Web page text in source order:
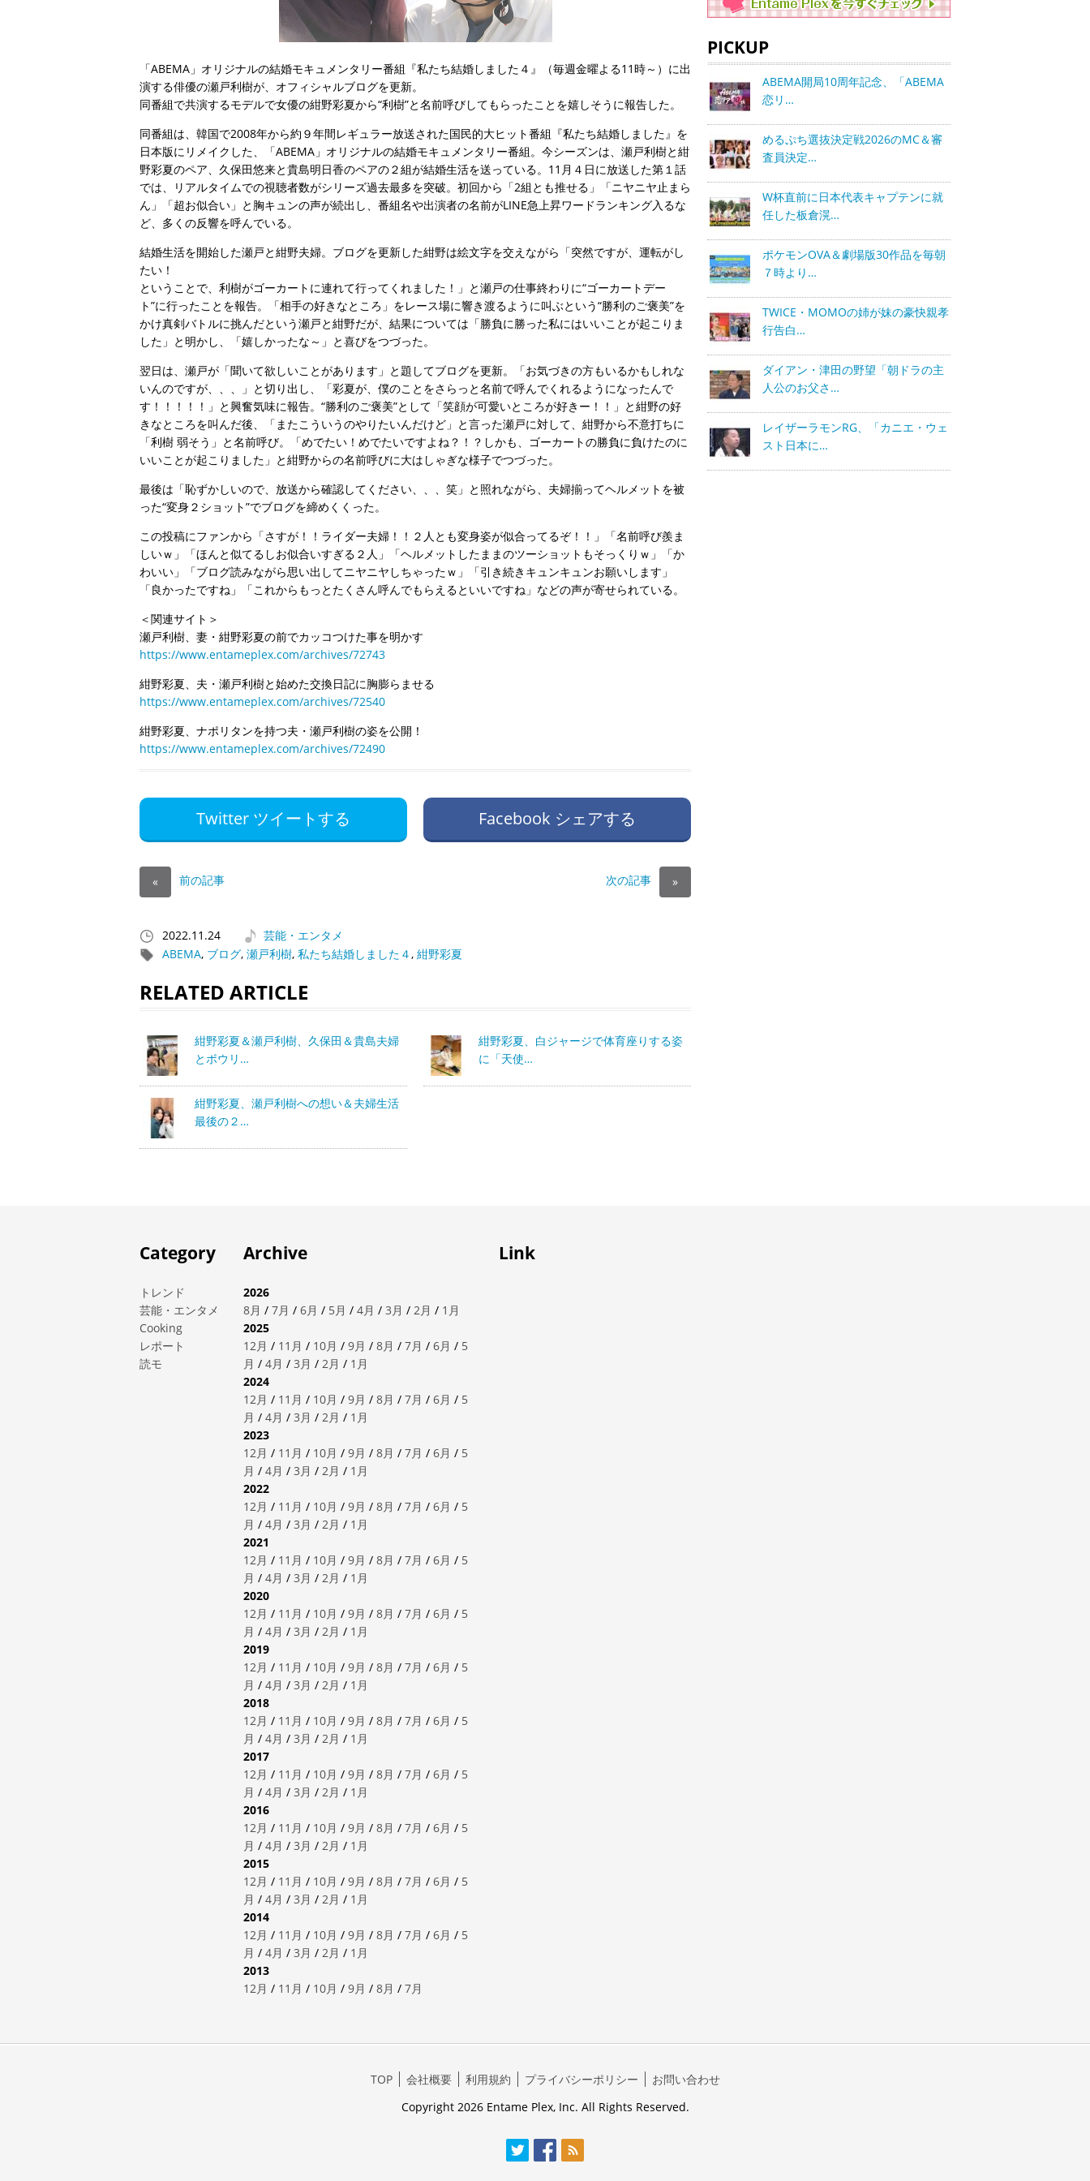
「ABEMA」オリジナルの結婚モキュメンタリー番組『私たち結婚しました４』（毎週金曜よる11時～）に出
演する俳優の瀬戸利樹が、オフィシャルブログを更新。
同番組で共演するモデルで女優の紺野彩夏から“利樹”と名前呼びしてもらったことを嬉しそうに報告した。
同番組は、韓国で2008年から約９年間レギュラー放送された国民的大ヒット番組『私たち結婚しました』を
日本版にリメイクした、「ABEMA」オリジナルの結婚モキュメンタリー番組。今シーズンは、瀬戸利樹と紺
野彩夏のペア、久保田悠来と貴島明日香のペアの２組が結婚生活を送っている。11月４日に放送した第１話
では、リアルタイムでの視聴者数がシリーズ過去最多を突破。初回から「2組とも推せる」「ニヤニヤ止まら
ん」「超お似合い」と胸キュンの声が続出し、番組名や出演者の名前がLINE急上昇ワードランキング入るな
ど、多くの反響を呼んでいる。
結婚生活を開始した瀬戸と紺野夫婦。ブログを更新した紺野は絵文字を交えながら「突然ですが、運転がし
たい！
ということで、利樹がゴーカートに連れて行ってくれました！」と瀬戸の仕事終わりに“ゴーカートデー
ト”に行ったことを報告。「相手の好きなところ」をレース場に響き渡るように叫ぶという“勝利のご褒美”を
かけ真剣バトルに挑んだという瀬戸と紺野だが、結果については「勝負に勝った私にはいいことが起こりま
した」と明かし、「嬉しかったな～」と喜びをつづった。
翌日は、瀬戸が「聞いて欲しいことがあります」と題してブログを更新。「お気づきの方もいるかもしれな
いんのですが、、、」と切り出し、「彩夏が、僕のことをさらっと名前で呼んでくれるようになったんで
す！！！！！」と興奮気味に報告。“勝利のご褒美”として「笑顔が可愛いところが好きー！！」と紺野の好
きなところを叫んだ後、「またこういうのやりたいんだけど」と言った瀬戸に対して、紺野から不意打ちに
「利樹 弱そう」と名前呼び。「めでたい！めでたいですよね？！？しかも、ゴーカートの勝負に負けたのに
いいことが起こりました」と紺野からの名前呼びに大はしゃぎな様子でつづった。
最後は「恥ずかしいので、放送から確認してください、、、笑」と照れながら、夫婦揃ってヘルメットを被
った“変身２ショット”でブログを締めくくった。
この投稿にファンから「さすが！！ライダー夫婦！！２人とも変身姿が似合ってるぞ！！」「名前呼び羨ま
しいｗ」「ほんと似てるしお似合いすぎる２人」「ヘルメットしたままのツーショットもそっくりｗ」「か
わいい」「ブログ読みながら思い出してニヤニヤしちゃったｗ」「引き続きキュンキュンお願いします」
「良かったですね」「これからもっとたくさん呼んでもらえるといいですね」などの声が寄せられている。
＜関連サイト＞
瀬戸利樹、妻・紺野彩夏の前でカッコつけた事を明かす
https://www.entameplex.com/archives/72743
紺野彩夏、夫・瀬戸利樹と始めた交換日記に胸膨らませる
https://www.entameplex.com/archives/72540
紺野彩夏、ナポリタンを持つ夫・瀬戸利樹の姿を公開！
https://www.entameplex.com/archives/72490
Twitter ツイートする Facebook シェアする
« 前の記事 次の記事 »
2022.11.24
芸能・エンタメ
ABEMA, ブログ, 瀬戸利樹, 私たち結婚しました４, 紺野彩夏
RELATED ARTICLE
紺野彩夏＆瀬戸利樹、久保田＆貴島夫婦
とボウリ…
紺野彩夏、白ジャージで体育座りする姿
に「天使…
紺野彩夏、瀬戸利樹への想い＆夫婦生活
最後の２…
PICKUP
ABEMA開局10周年記念、「ABEMA
恋リ…
めるぷち選抜決定戦2026のMC＆審
査員決定…
W杯直前に日本代表キャプテンに就
任した板倉滉…
ポケモンOVA＆劇場版30作品を毎朝
７時より…
TWICE・MOMOの姉が妹の豪快親孝
行告白…
ダイアン・津田の野望「朝ドラの主
人公のお父さ…
レイザーラモンRG、「カニエ・ウェ
スト日本に…
Category
トレンド
芸能・エンタメ
Cooking
レポート
読モ
Archive
2026
8月 / 7月 / 6月 / 5月 / 4月 / 3月 / 2月 / 1月
2025
12月 / 11月 / 10月 / 9月 / 8月 / 7月 / 6月 / 5
月 / 4月 / 3月 / 2月 / 1月
2024
12月 / 11月 / 10月 / 9月 / 8月 / 7月 / 6月 / 5
月 / 4月 / 3月 / 2月 / 1月
2023
12月 / 11月 / 10月 / 9月 / 8月 / 7月 / 6月 / 5
月 / 4月 / 3月 / 2月 / 1月
2022
12月 / 11月 / 10月 / 9月 / 8月 / 7月 / 6月 / 5
月 / 4月 / 3月 / 2月 / 1月
2021
12月 / 11月 / 10月 / 9月 / 8月 / 7月 / 6月 / 5
月 / 4月 / 3月 / 2月 / 1月
2020
12月 / 11月 / 10月 / 9月 / 8月 / 7月 / 6月 / 5
月 / 4月 / 3月 / 2月 / 1月
2019
12月 / 11月 / 10月 / 9月 / 8月 / 7月 / 6月 / 5
月 / 4月 / 3月 / 2月 / 1月
2018
12月 / 11月 / 10月 / 9月 / 8月 / 7月 / 6月 / 5
月 / 4月 / 3月 / 2月 / 1月
2017
12月 / 11月 / 10月 / 9月 / 8月 / 7月 / 6月 / 5
月 / 4月 / 3月 / 2月 / 1月
2016
12月 / 11月 / 10月 / 9月 / 8月 / 7月 / 6月 / 5
月 / 4月 / 3月 / 2月 / 1月
2015
12月 / 11月 / 10月 / 9月 / 8月 / 7月 / 6月 / 5
月 / 4月 / 3月 / 2月 / 1月
2014
12月 / 11月 / 10月 / 9月 / 8月 / 7月 / 6月 / 5
月 / 4月 / 3月 / 2月 / 1月
2013
12月 / 11月 / 10月 / 9月 / 8月 / 7月
Link
TOP 会社概要 利用規約 プライバシーポリシー
お問い合わせ
Copyright 2026 Entame Plex, Inc. All Rights Reserved.